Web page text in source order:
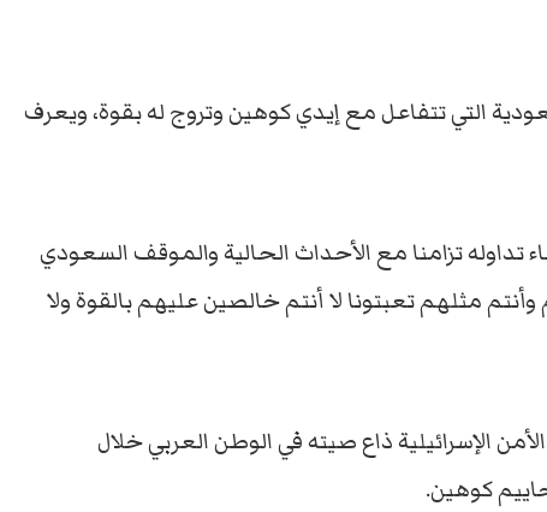
التي تتفاعل مع إيدي كوهين وتروج له بقوة، ويعرف
تزامنا مع الأحداث الحالية والموقف السعودي
مثلهم تعبتونا لا أنتم خالصين عليهم بالقوة ولا
الإسرائيلية ذاع صيته في الوطن العربي خلال
كوهين.